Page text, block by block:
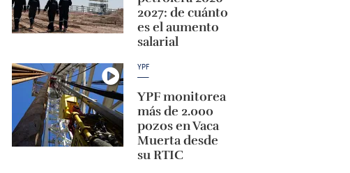
2027: de cuánto
es el aumento
salarial
YPF
YPF monitorea
más de 2.000
pozos en Vaca
Muerta desde
su RTIC